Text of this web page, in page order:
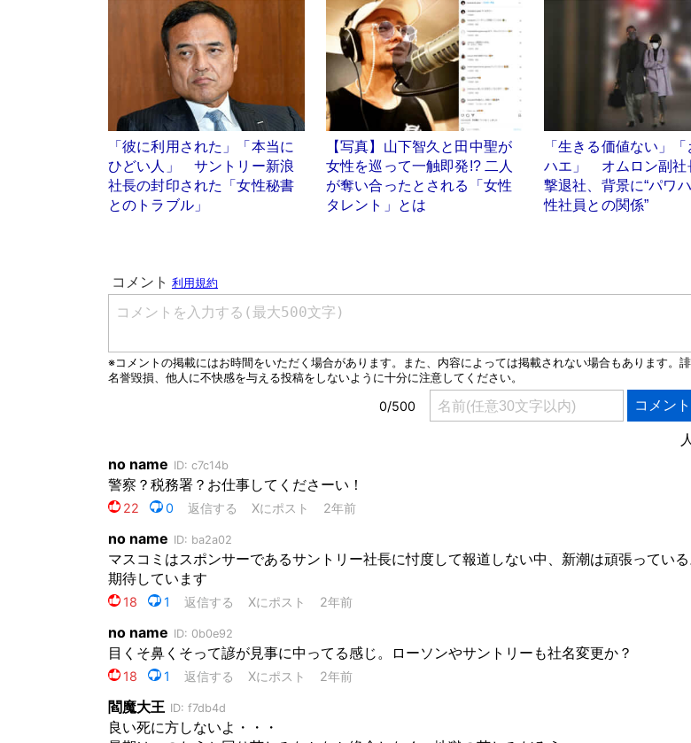
「彼に利用された」「本当に
ひどい人」 サントリー新浪
社長の封印された「女性秘書
とのトラブル」
【写真】山下智久と田中聖が
女性を巡って一触即発!? 二人
が奪い合ったとされる「女性
タレント」とは
「生きる価値ない」
ハエ」 オムロン副社
撃退社、背景に“パワハ
性社員との関係”